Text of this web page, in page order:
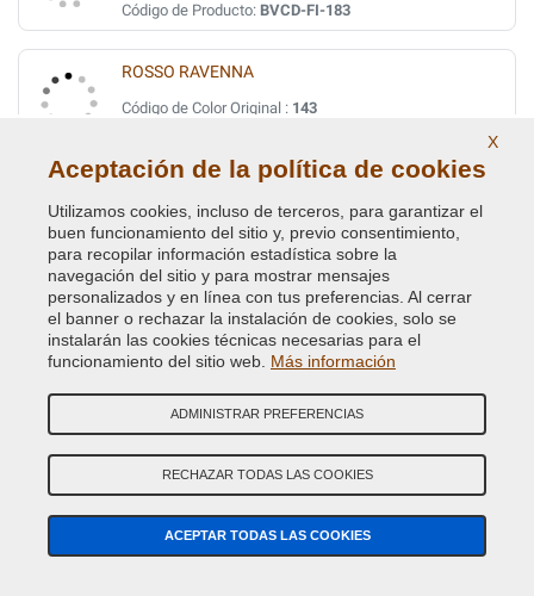
Código de Producto: BVCD-FI-183
ROSSO RAVENNA
Código de Color Original : 143
Código de Color Original :182
Código de Producto:BVCD-FI-182
TURCHESE MET.
Código de Color Original :391B
Código de Producto:BVCD-FI-391B
VERDE CRYSTAL MET.
Código de Color Original : 352
Código de Producto:BVCD-FI-352
VERDE DERBY METALLESCEN.
X
Aceptación de la política de cookies
Utilizamos cookies, incluso de terceros, para garantizar el
buen funcionamiento del sitio y, previo consentimiento,
para recopilar información estadística sobre la
navegación del sitio y para mostrar mensajes
personalizados y en línea con tus preferencias. Al cerrar
el banner o rechazar la instalación de cookies, solo se
instalarán las cookies técnicas necesarias para el
funcionamiento del sitio web. Más información
ADMINISTRAR PREFERENCIAS
RECHAZAR TODAS LAS COOKIES
ACEPTAR TODAS LAS COOKIES